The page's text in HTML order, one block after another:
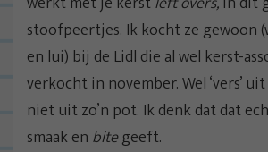
stoofpeertjes. Ik kocht ze gewoon
en lui) bij de Lidl die al wel kerst-
verkocht in november. Wel ‘vers’
niet uit zo’n pot. Ik denk dat dat
smaak en bitegeeft.